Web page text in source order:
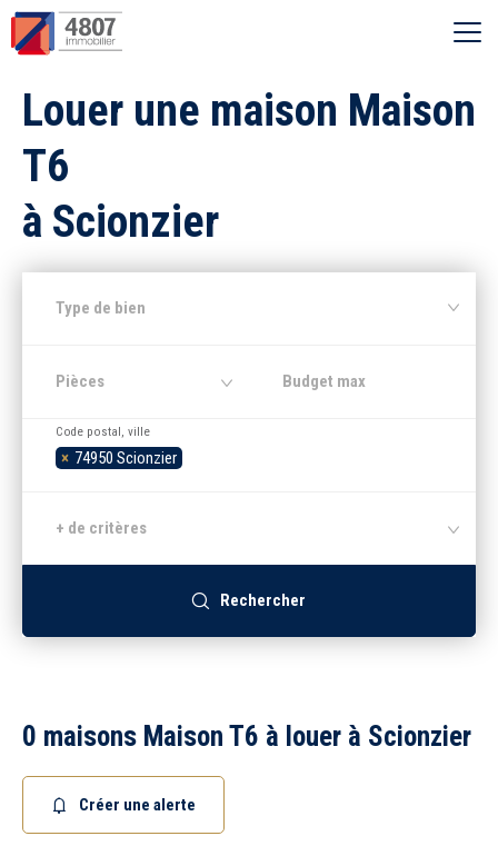
Vente
Location
Estimer
Recherche par ville
Ouvrir le menu
Louer une maison Maison
T6
à Scionzier
Type de bien
Pièces
× 74950 Scionzier
Code postal, ville
+ de critères
Rechercher
0 maisons Maison T6 à louer à Scionzier
Créer une alerte